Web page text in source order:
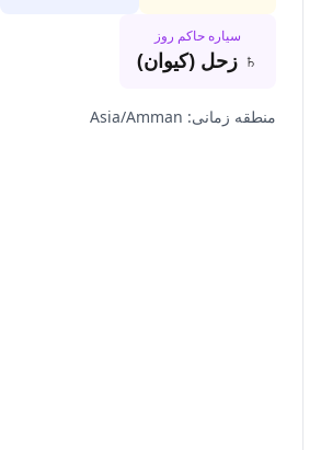
سیاره حاکم روز
♄ زحل (کیوان)
منطقه زمانی:
Asia/Amman